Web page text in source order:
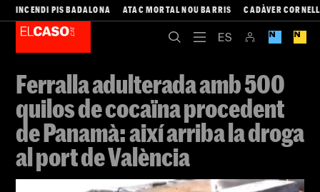
INCENDI PIS BADALONA ATAC MORTAL NOU BARRIS CADÀVER
Ferralla adulterada amb 500
quilos de cocaïna procedent
de Panamà: així arriba la droga
al port de València